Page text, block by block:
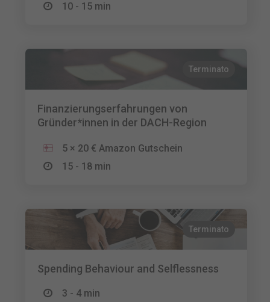
10 - 15 min
Terminato
Finanzierungserfahrungen von
Gründer*innen in der DACH-Region
5 × 20 € Amazon Gutschein
15 - 18 min
Terminato
Spending Behaviour and Selflessness
3 - 4 min